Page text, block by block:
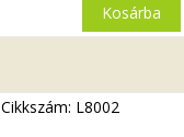
Kosárba
Cikkszám: L8002